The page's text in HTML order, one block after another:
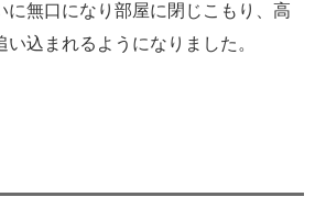
に無口になり部屋に閉じこもり、高
込まれるようになりました。